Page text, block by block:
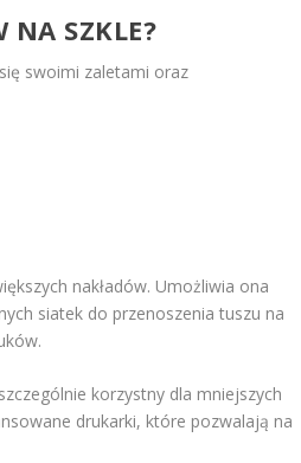
NA SZKLE?
swoimi zaletami oraz
nakładów. Umożliwia ona
siatek do przenoszenia tuszu na
korzystny dla mniejszych
drukarki, które pozwalają na